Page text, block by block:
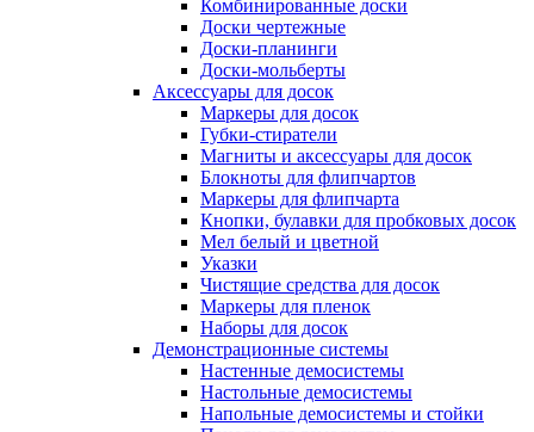
Комбинированные доски
Доски чертежные
Доски-планинги
Доски-мольберты
Аксессуары для досок
Маркеры для досок
Губки-стиратели
Магниты и аксессуары для досок
Блокноты для флипчартов
Маркеры для флипчарта
Кнопки, булавки для пробковых досок
Мел белый и цветной
Указки
Чистящие средства для досок
Маркеры для пленок
Наборы для досок
Демонстрационные системы
Настенные демосистемы
Настольные демосистемы
Напольные демосистемы и стойки